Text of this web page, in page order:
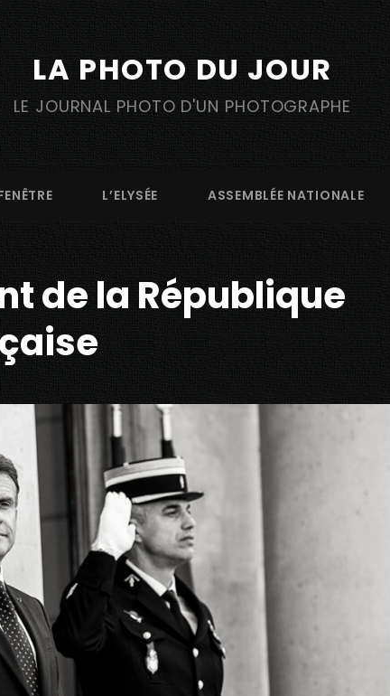
LA PHOTO DU JOUR
LE JOURNAL PHOTO D'UN PHOTOGRAPHE
L’ELYSÉE ASSEMBLÉE NATIONALE
de la République